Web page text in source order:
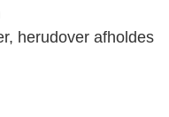
herudover afholdes